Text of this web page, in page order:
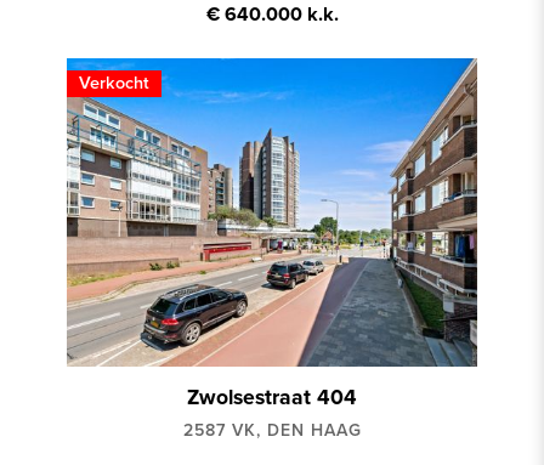
Geen maximum
OPPERVLAKTE
Geen minimum
€ 640.000 k.k.
Verkocht
Zwolsestraat 404
2587 VK, DEN HAAG